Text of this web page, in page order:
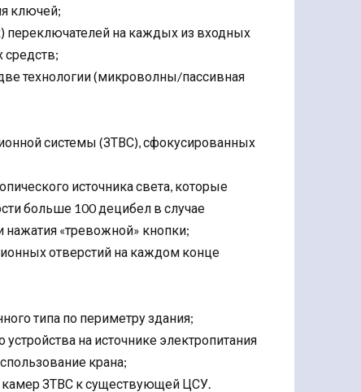
ключей;
переключателей на каждых из входных
средств;
технологии (микроволны/пассивная
системы (ЗТВС), сфокусированных
источника света, которые
больше 100 децибел в случае
«тревожной» кнопки;
отверстий на каждом конце
типа по периметру здания;
на источнике электропитания
крана;
камер ЗТВС к существующей ЦСУ.